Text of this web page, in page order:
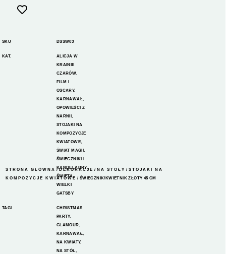
SKU DSSW03
KAT.
ALICJA W
KRAINIE
CZARÓW
FILM I
OSCARY,
KARNAWAŁ
OPOWIEŚCI Z
NARNII
STOJAKI NA
KOMPOZYCJE
KWIATOWE,
ŚWIAT MAGII
ŚWIECZNIKI I
KANDELABRY,
ŚWIĘTA,
WIELKI
GATSBY
TAGI
CHRISTMAS
PARTY,
GLAMOUR
KARNAWAŁ
NA KWIATY,
NA STÓŁ
STRONA GŁÓWNA /DEKORACJE / NA STOŁY /STOJAKI NA
KOMPOZYCJE KWIATOWE / ŚWIECZNIK/KWIETNIK ZŁOTY 45 CM